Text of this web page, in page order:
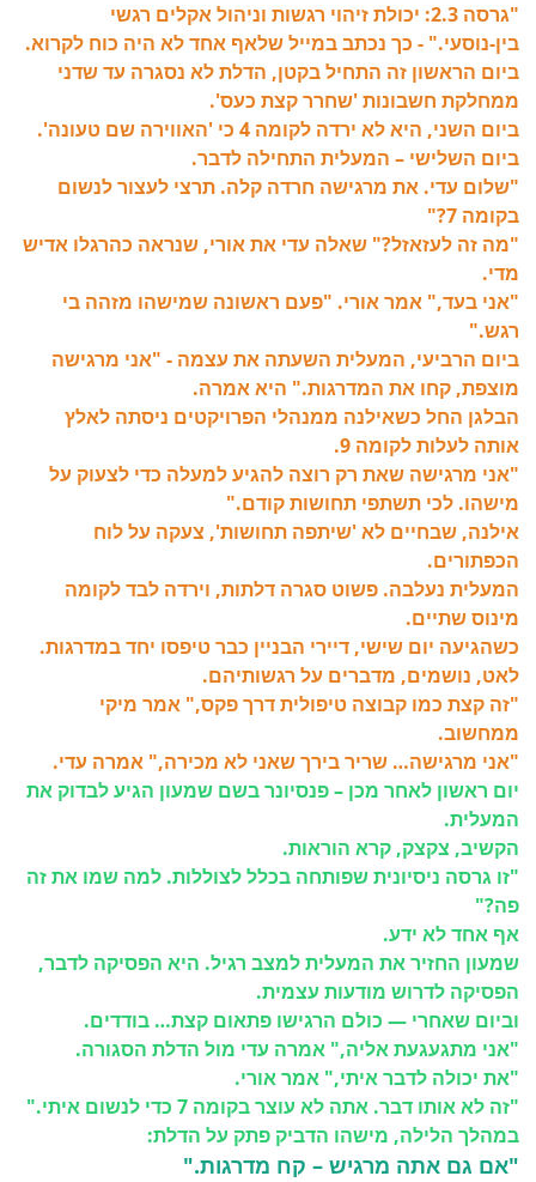
"גרסה 2.3: יכולת זיהוי רגשות וניהול אקלים רגשי
בין-נוסעי." - כך נכתב במייל שלאף אחד לא היה כוח לקרוא.
ביום הראשון זה התחיל בקטן, הדלת לא נסגרה עד שדני
ממחלקת חשבונות 'שחרר קצת כעס'.
ביום השני, היא לא ירדה לקומה 4 כי 'האווירה שם טעונה'.
ביום השלישי – המעלית התחילה לדבר.
"שלום עדי. את מרגישה חרדה קלה. תרצי לעצור לנשום
בקומה 7?"
"מה זה לעזאזל?" שאלה עדי את אורי, שנראה כהרגלו אדיש
מדי.
"אני בעד," אמר אורי. "פעם ראשונה שמישהו מזהה בי
רגש."
ביום הרביעי, המעלית השעתה את עצמה - "אני מרגישה
מוצפת, קחו את המדרגות." היא אמרה.
הבלגן החל כשאילנה ממנהלי הפרויקטים ניסתה לאלץ
אותה לעלות לקומה 9.
"אני מרגישה שאת רק רוצה להגיע למעלה כדי לצעוק על
מישהו. לכי תשתפי תחושות קודם."
אילנה, שבחיים לא 'שיתפה תחושות', צעקה על לוח
הכפתורים.
המעלית נעלבה. פשוט סגרה דלתות, וירדה לבד לקומה
מינוס שתיים.
כשהגיעה יום שישי, דיירי הבניין כבר טיפסו יחד במדרגות.
לאט, נושמים, מדברים על רגשותיהם.
"זה קצת כמו קבוצה טיפולית דרך פקס," אמר מיקי
ממחשוב.
"אני מרגישה… שריר בירך שאני לא מכירה," אמרה עדי.
יום ראשון לאחר מכן – פנסיונר בשם שמעון הגיע לבדוק את
המעלית.
הקשיב, צקצק, קרא הוראות.
"זו גרסה ניסיונית שפותחה בכלל לצוללות. למה שמו את זה
פה?"
אף אחד לא ידע.
שמעון החזיר את המעלית למצב רגיל. היא הפסיקה לדבר,
הפסיקה לדרוש מודעות עצמית.
וביום שאחרי — כולם הרגישו פתאום קצת… בודדים.
"אני מתגעגעת אליה," אמרה עדי מול הדלת הסגורה.
"את יכולה לדבר איתי," אמר אורי.
"זה לא אותו דבר. אתה לא עוצר בקומה 7 כדי לנשום איתי."
במהלך הלילה, מישהו הדביק פתק על הדלת:
"אם גם אתה מרגיש – קח מדרגות."